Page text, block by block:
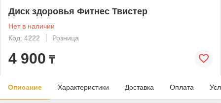
Диск здоровья Фитнес Твистер
Нет в наличии
Код: 4222
Розница
4 900 ₸
Описание Характеристики Доставка Оплата